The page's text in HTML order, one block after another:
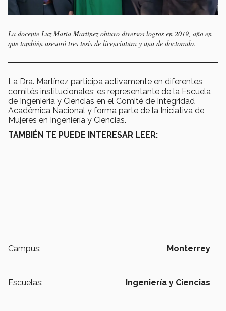
La docente Luz María Martínez obtuvo diversos logros en 2019, año en
que también asesoró tres tesis de licenciatura y una de doctorado.
La Dra. Martínez participa activamente en diferentes
comités institucionales; es representante de la Escuela
de Ingeniería y Ciencias en el Comité de Integridad
Académica Nacional y forma parte de la Iniciativa de
Mujeres en Ingeniería y Ciencias.
TAMBIÉN TE PUEDE INTERESAR LEER:
Campus: Monterrey
Escuelas: Ingeniería y Ciencias